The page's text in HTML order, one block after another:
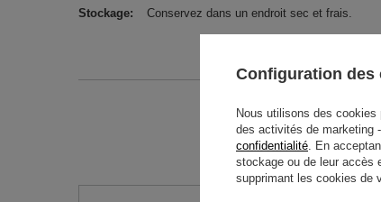
Stockage Conservez dans un endroit sec et frais.
Configuration des
Nous utilisons des
des activités de marketing
confidentialité . En
stockage ou de leur accès
supprimant les cookies de